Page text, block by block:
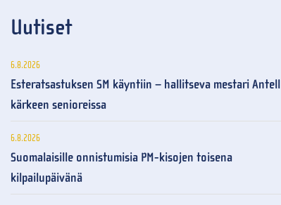
Uutiset
6.8.2026
Esteratsastuksen SM käyntiin – hallitseva mestari Antell
kärkeen senioreissa
6.8.2026
Suomalaisille onnistumisia PM-kisojen toisena
kilpailupäivänä